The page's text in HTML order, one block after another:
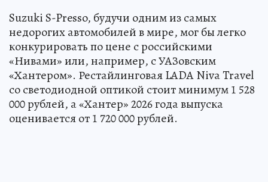
Suzuki S-Presso, будучи одним из самых
недорогих автомобилей в мире, мог бы легко
конкурировать по цене с российскими
«Нивами» или, например, с УАЗовским
«Хантером». Рестайлинговая LADA Niva Travel
со светодиодной оптикой стоит минимум 1 528
000 рублей, а «Хантер» 2026 года выпуска
оценивается от 1 720 000 рублей.